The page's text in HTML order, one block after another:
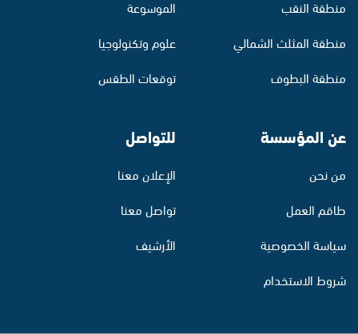
منطقة النقب
منطقة المثلث الشمالي
منطقة البطوف
الموسوعة
علوم وتكنولوجيا
توقعات الطقس
عن المؤسسة
من نحن
طاقم العمل
سياسة الخصوصية
شروط الاستخدام
للتواصل
الإعلان معنا
تواصل معنا
الأرشيف